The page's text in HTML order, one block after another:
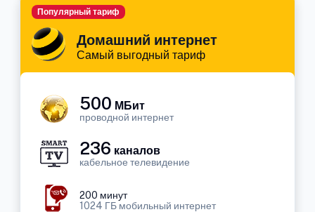
Домашний интернет
Самый выгодный тариф
Популярный тариф
500 МБит
проводной интернет
236 каналов
кабельное телевидение
200 минут
1024 ГБ мобильный интернет